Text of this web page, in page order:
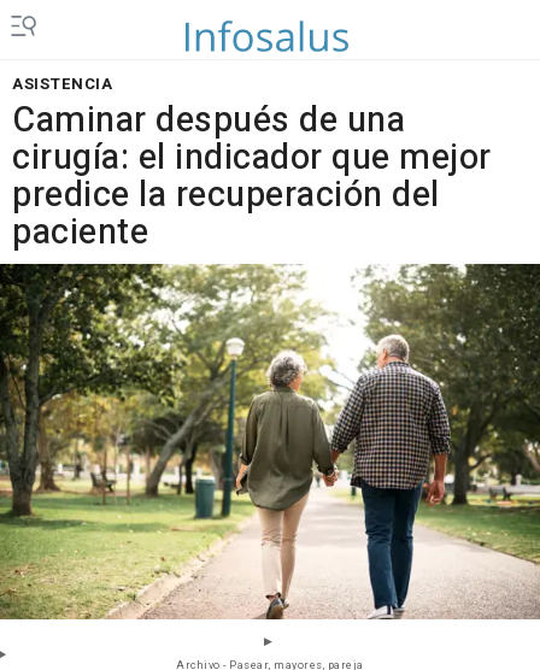
ASISTENCIA
Caminar después de una
cirugía: el indicador que mejor
predice la recuperación del
paciente
Archivo - Pasear, mayores, pareja